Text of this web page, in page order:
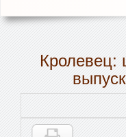
Кролевец: